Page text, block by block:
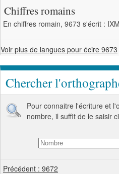
Chiffres romains
En chiffres romain, 9673 s'écrit :
Voir plus de langues pour écire 9673
Chercher
Pour connaitre l'écriture et
nombre, il suffit de le saisir
Précédent : 9672